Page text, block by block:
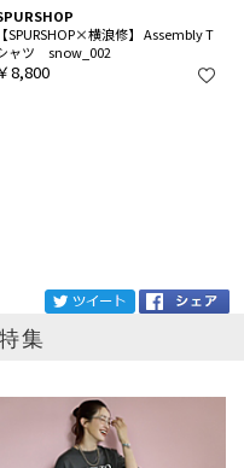
【SPURSHOP×横浪修】 Assembly T
ャツ snow_002
8,800
集